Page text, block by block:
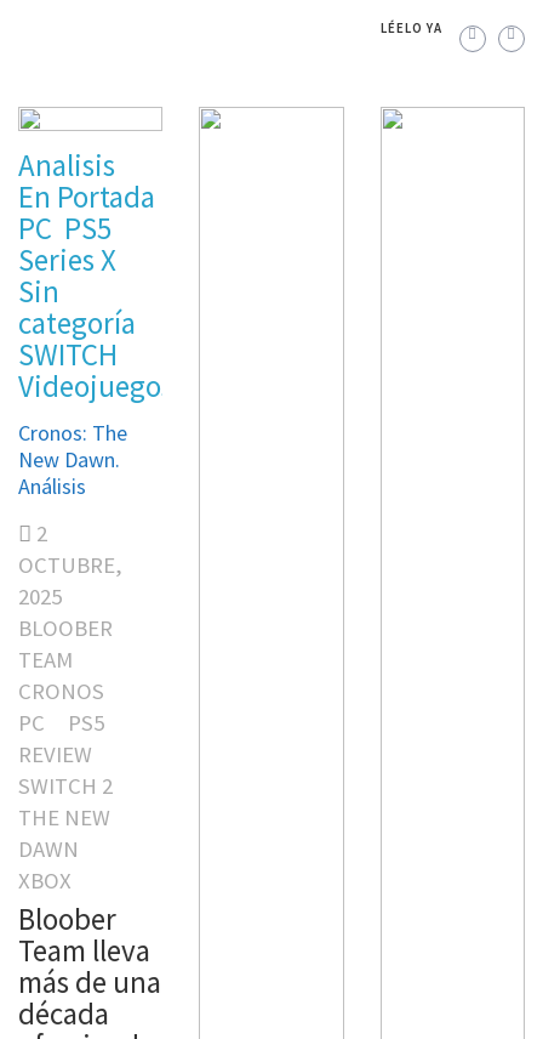
LÉELO YA
Analisis
En Portada
PC PS5
Series X
Sin
categoría
SWITCH
Videojuegos
Cronos: The
New Dawn.
Análisis
2
OCTUBRE,
2025
BLOOBER
TEAM
CRONOS
PC
PS5
REVIEW
SWITCH 2
THE NEW
DAWN
XBOX
Bloober
Team lleva
más de una
década